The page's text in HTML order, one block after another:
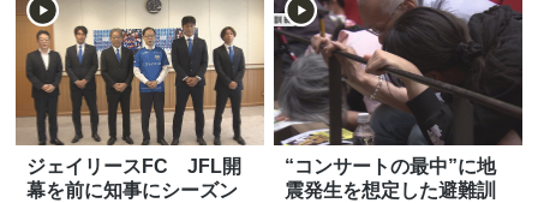
ジェイリースFC JFL開
幕を前に知事にシーズン
“コンサートの最中”に地
震発生を想定した避難訓